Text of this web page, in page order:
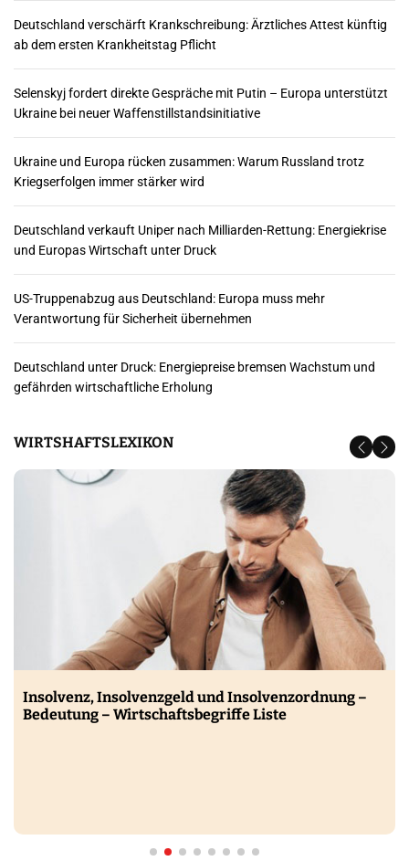
Deutschland verschärft Krankschreibung: Ärztliches Attest künftig
ab dem ersten Krankheitstag Pflicht
Selenskyj fordert direkte Gespräche mit Putin – Europa unterstützt
Ukraine bei neuer Waffenstillstandsinitiative
Ukraine und Europa rücken zusammen: Warum Russland trotz
Kriegserfolgen immer stärker wird
Deutschland verkauft Uniper nach Milliarden-Rettung: Energiekrise
und Europas Wirtschaft unter Druck
US-Truppenabzug aus Deutschland: Europa muss mehr
Verantwortung für Sicherheit übernehmen
Deutschland unter Druck: Energiepreise bremsen Wachstum und
gefährden wirtschaftliche Erholung
WIRTSHAFTSLEXIKON
Insolvenz, Insolvenzgeld und Insolvenzordnung –
Bedeutung – Wirtschaftsbegriffe Liste